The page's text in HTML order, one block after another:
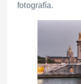
fotografía.